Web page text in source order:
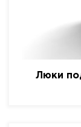
Люки